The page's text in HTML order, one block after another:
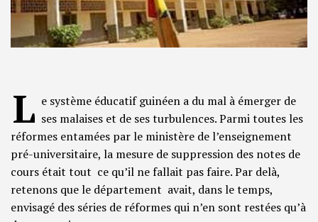
L e système éducatif guinéen a du mal à émerger de
ses malaises et de ses turbulences. Parmi toutes les
réformes entamées par le ministère de l’enseignement
pré-universitaire, la mesure de suppression des notes de
cours était tout ce qu’il ne fallait pas faire. Par delà,
retenons que le département avait, dans le temps,
envisagé des séries de réformes qui n’en sont restées qu’à